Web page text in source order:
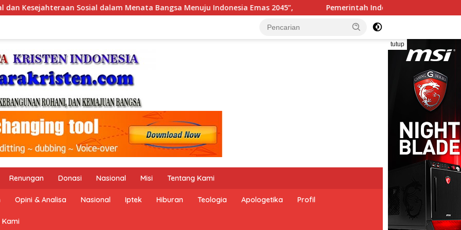
Menuju Indonesia Emas 2045”, Pemerintah Indonesia dan Perserikatan Bangsa-Bangsa Peringati Hari Dunia
tutup
Renungan Donasi Nasional Misi Tentang Kami
Opini & Analisa Nasional Iptek Hiburan Teologia Apologetika Profil
Kami